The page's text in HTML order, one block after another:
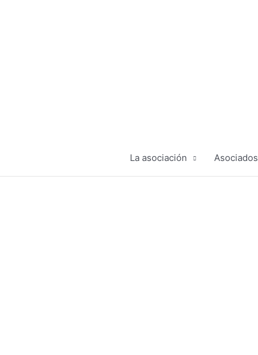
La asociación Asociados